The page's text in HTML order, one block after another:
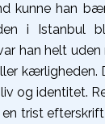
kunne han
i Istanbul
han helt uden
kærligheden.
og identitet.
trist